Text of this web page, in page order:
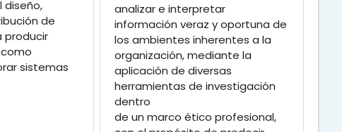
diseño,
de
producir
sistemas
analizar e interpretar
información veraz y oportuna de
los ambientes inherentes a la
organización, mediante la
aplicación de diversas
herramientas de investigación
dentro
de un marco ético profesional,